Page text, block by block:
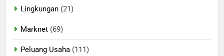
Lingkungan (21)
Marknet (69)
Peluang Usaha (111)